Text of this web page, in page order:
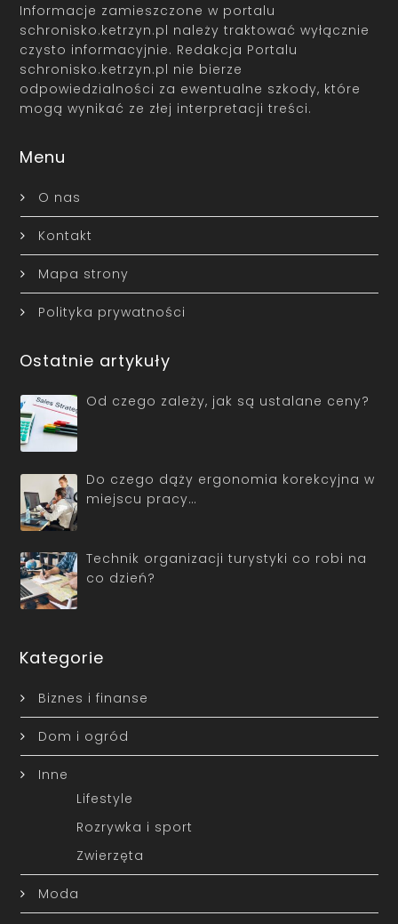
Informacje zamieszczone w portalu
schronisko.ketrzyn.pl należy traktować wyłącznie
czysto informacyjnie. Redakcja Portalu
schronisko.ketrzyn.pl nie bierze
odpowiedzialności za ewentualne szkody, które
mogą wynikać ze złej interpretacji treści.
Menu
O nas
Kontakt
Mapa strony
Polityka prywatności
Ostatnie artykuły
Od czego zależy, jak są ustalane ceny?
Do czego dąży ergonomia korekcyjna w
miejscu pracy…
Technik organizacji turystyki co robi na
co dzień?
Kategorie
Biznes i finanse
Dom i ogród
Inne
Lifestyle
Rozrywka i sport
Zwierzęta
Moda